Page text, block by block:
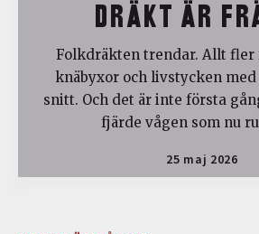
DRÄKT ÄR
Folkdräkten trendar. Allt fler
knäbyxor och livstycken
snitt. Och det är inte första
fjärde vågen som nu
25 maj 2026